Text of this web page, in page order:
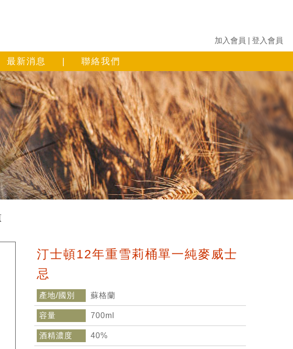
加入會員 登入會員
最新消息 聯絡我們
汀士頓12年重雪莉桶單一純麥威士
忌
產地/國別 蘇格蘭
容量 700ml
酒精濃度 40%